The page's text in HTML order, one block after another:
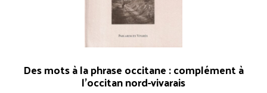
Des mots à la phrase occitane : complément à
l’occitan nord-vivarais